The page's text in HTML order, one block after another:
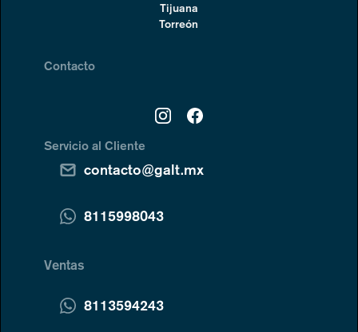
Tijuana
Torreón
Contacto
Servicio al Cliente
contacto@galt.mx
8115998043
Ventas
8113594243